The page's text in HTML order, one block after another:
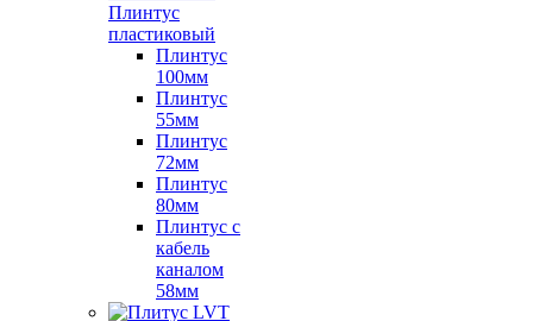
Плинтус
пластиковый
Плинтус
100мм
Плинтус
55мм
Плинтус
72мм
Плинтус
80мм
Плинтус с
кабель
каналом
58мм